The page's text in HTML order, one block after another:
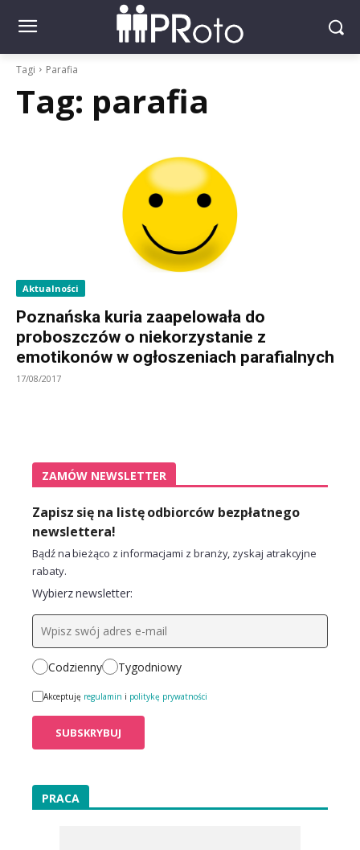
Tagi Parafia
Tag: parafia
Aktualności
Poznańska kuria zaapelowała do
proboszczów o niekorzystanie z
emotikonów w ogłoszeniach parafialnych
17/08/2017
ZAMÓW NEWSLETTER
Zapisz się na listę odbiorców bezpłatnego
newslettera!
Bądź na bieżąco z informacjami z branży, zyskaj atrakcyjne
rabaty.
Wybierz newsletter:
Codzienny Tygodniowy
Akceptuję regulamin i politykę prywatności
PRACA